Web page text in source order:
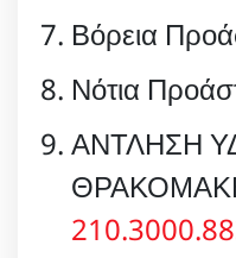
Βόρεια
Νότια
ΑΝΤΛΗΣΗ